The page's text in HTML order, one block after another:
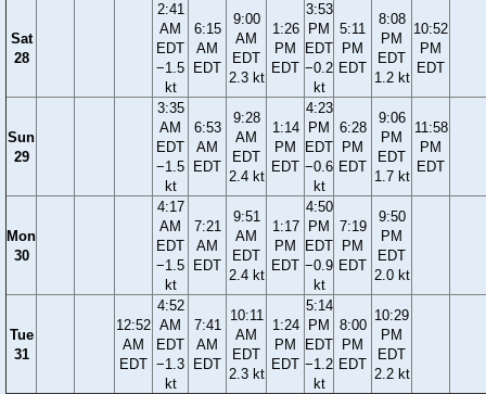
Sat
28
2:41
AM
EDT
−1.5
kt
6:15
AM
EDT
9:00
AM
EDT
2.3 kt
1:26
PM
EDT
3:53
PM
EDT
−0.2
kt
5:11
PM
EDT
8:08
PM
EDT
1.2 kt
10:52
PM
EDT
Sun
29
3:35
AM
EDT
−1.5
kt
6:53
AM
EDT
9:28
AM
EDT
2.4 kt
1:14
PM
EDT
4:23
PM
EDT
−0.6
kt
6:28
PM
EDT
9:06
PM
EDT
1.7 kt
11:58
PM
EDT
Mon
30
4:17
AM
EDT
−1.5
kt
7:21
AM
EDT
9:51
AM
EDT
2.4 kt
1:17
PM
EDT
4:50
PM
EDT
−0.9
kt
7:19
PM
EDT
9:50
PM
EDT
2.0 kt
Tue
31
12:52
AM
EDT
4:52
AM
EDT
−1.3
kt
7:41
AM
EDT
10:11
AM
EDT
2.3 kt
1:24
PM
EDT
5:14
PM
EDT
−1.2
kt
8:00
PM
EDT
10:29
PM
EDT
2.2 kt